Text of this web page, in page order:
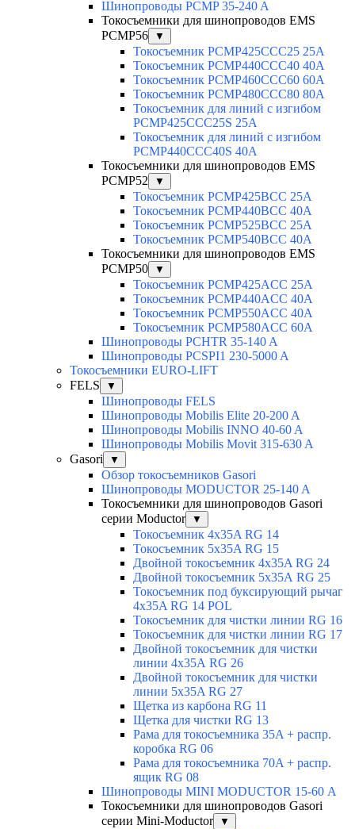
Шинопроводы PCMP 35-240 A
Токосъемники для шинопроводов EMS
PCMP56
▼
Токосъемник PCMP425CCC25 25А
Токосъемник PCMP440CCC40 40А
Токосъемник PCMP460CCC60 60А
Токосъемник PCMP480CCC80 80А
Токосъемник для линий с изгибом
PCMP425CCC25S 25А
Токосъемник для линий с изгибом
PCMP440CCC40S 40А
Токосъемники для шинопроводов EMS
PCMP52
▼
Токосъемник PCMP425BCC 25А
Токосъемник PCMP440BCC 40А
Токосъемник PCMP525BCC 25А
Токосъемник PCMP540BCC 40А
Токосъемники для шинопроводов EMS
PCMP50
▼
Токосъемник PCMP425ACC 25А
Токосъемник PCMP440ACC 40А
Токосъемник PCMP550ACC 40A
Токосъемник PCMP580ACC 60A
Шинопроводы PCHTR 35-140 A
Шинопроводы PCSPI1 230-5000 A
Токосъемники EURO-LIFT
FELS
▼
Шинопроводы FELS
Шинопроводы Mobilis Elite 20-200 A
Шинопроводы Mobilis INNO 40-60 A
Шинопроводы Mobilis Movit 315-630 A
Gasori
▼
Обзор токосъемников Gasori
Шинопроводы MODUCTOR 25-140 A
Токосъемники для шинопроводов Gasori
серии Moductor
▼
Токосъемник 4x35A RG 14
Токосъемник 5x35A RG 15
Двойной токосъемник 4x35A RG 24
Двойной токосъемник 5х35А RG 25
Токосъемник под буксирующий рычаг
4x35A RG 14 POL
Токосъемник для чистки линии RG 16
Токосъемник для чистки линии RG 17
Двойной токосъемник для чистки
линии 4х35А RG 26
Двойной токосъемник для чистки
линии 5x35A RG 27
Щетка из карбона RG 11
Щетка для чистки RG 13
Рама для токосъемника 35A + распр.
коробка RG 06
Рама для токосъемника 70A + распр.
ящик RG 08
Шинопроводы MINI MODUCTOR 15-60 А
Токосъемники для шинопроводов Gasori
серии Mini-Moductor
▼